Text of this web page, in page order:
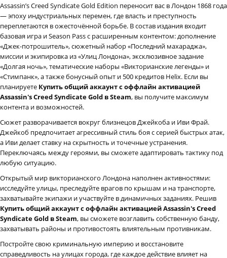
Assassin’s Creed Syndicate Gold Edition переносит вас в Лондон 1868 года
— эпоху индустриальных перемен, где власть и преступность
переплетаются в ожесточённой борьбе. В состав издания входит
базовая игра и Season Pass с расширенным контентом: дополнение
«Джек-потрошитель», сюжетный набор «Последний махараджа»,
миссии и экипировка из «Улиц Лондона», эксклюзивное задание
«Долгая ночь», тематические наборы «Викторианские легенды» и
«Стимпанк», а также бонусный опыт и 500 кредитов Helix. Если вы
планируете Купить общий аккаунт с оффлайн активацией
Assassin's Creed Syndicate Gold в Steam, вы получите максимум
контента и возможностей.
Сюжет разворачивается вокруг близнецов Джейкоба и Иви Фрай.
Джейкоб предпочитает агрессивный стиль боя с серией быстрых атак,
а Иви делает ставку на скрытность и точечные устранения.
Переключаясь между героями, вы сможете адаптировать тактику под
любую ситуацию.
Открытый мир викторианского Лондона наполнен активностями:
исследуйте улицы, преследуйте врагов по крышам и на транспорте,
захватывайте экипажи и участвуйте в динамичных заданиях. Решив
Купить общий аккаунт с оффлайн активацией Assassin's Creed
Syndicate Gold в Steam, вы сможете возглавить собственную банду,
захватывать районы и противостоять влиятельным противникам.
Постройте свою криминальную империю и восстановите
справедливость на улицах города, где каждое действие влияет на